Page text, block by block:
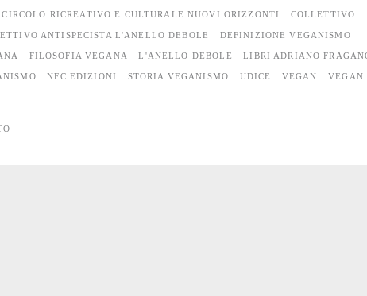
CIRCOLO RICREATIVO E CULTURALE NUOVI ORIZZONTI COLLETTIVO
ANTISPECISTA L'ANELLO DEBOLE DEFINIZIONE VEGANISMO
FILOSOFIA VEGANA L'ANELLO DEBOLE LIBRI ADRIANO
NFC EDIZIONI STORIA VEGANISMO UDICE VEGAN VEGAN